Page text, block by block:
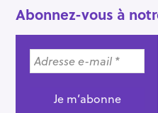
Abonnez-vous à